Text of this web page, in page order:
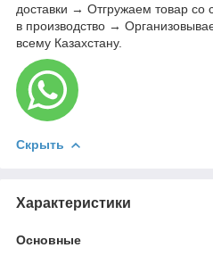
доставки → Отгружаем товар со
в производство →
всему Казахстану.
Скрыть
Характеристики
Основные